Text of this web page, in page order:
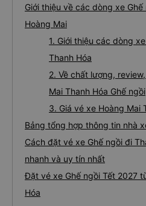
Giới thiệu về các dòng xe
Hoàng Mai
1. Giới thiệu các dòng
Thanh Hóa
2. Về chất lượng,
Mai Thanh Hóa Ghế ngồi
3. Giá vé xe Hoàng Mai
Bảng tổng hợp thông tin nhà
Cách đặt vé xe Ghế ngồi đi
nhanh và uy tín nhất
Đặt vé xe Ghế ngồi Tết 2027
Hóa